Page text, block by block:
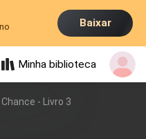
Baixar
Minha biblioteca
- Livro 3